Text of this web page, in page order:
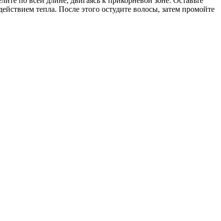
тепла. После этого остудите волосы, затем промойте